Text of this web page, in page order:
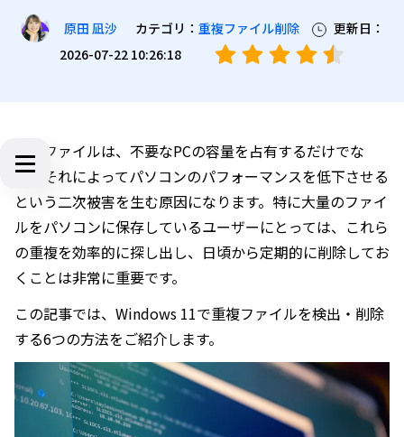
原田 凪沙 カテゴリ： 重複ファイル削除
更新日：
2026-07-22 10:26:18
重複ファイルは、不要なPCの容量を占有するだけでな
く、それによってパソコンのパフォーマンスを低下させる
という二次被害を生む原因になります。特に大量のファイ
ルをパソコンに保存しているユーザーにとっては、これら
の重複を効率的に探し出し、日頃から定期的に削除してお
くことは非常に重要です。
この記事では、Windows 11で重複ファイルを検出・削除
する6つの方法をご紹介します。